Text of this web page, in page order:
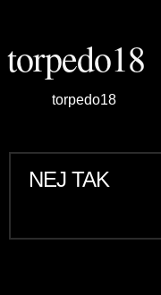
torpedo18
torpedo18
NEJ TAK